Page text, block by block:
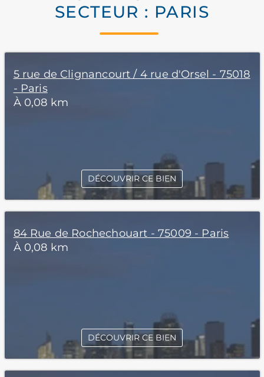
SECTEUR : PARIS
5 rue de Clignancourt / 4 rue d'Orsel - 75018
- Paris
À 0,08 km
DÉCOUVRIR CE BIEN
84 Rue de Rochechouart - 75009 - Paris
À 0,08 km
DÉCOUVRIR CE BIEN